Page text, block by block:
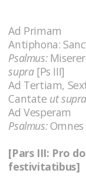
Ad Primam
Antiphona:
Psalmus:
supra [Ps III]
Ad Tertiam,
Cantate ut supra
Ad Vesperam
Psalmus:
[Pars III: Pro
festivitatibus]